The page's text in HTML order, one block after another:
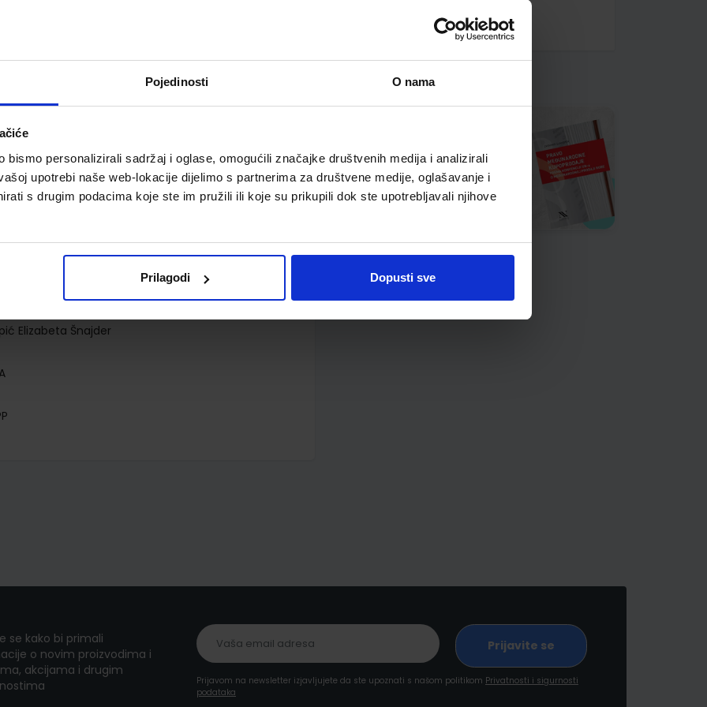
Pojedinosti O nama
bismo personalizirali sadržaj i oglase, omogućili značajke društvenih medija i analizirali
upotrebi naše web-lokacije dijelimo s partnerima za društvene medije, oglašavanje i
s drugim podacima koje ste im pružili ili koje su prikupili dok ste upotrebljavali njihove
Prilagodi Dopusti sve
u učenju njemačkog jezika u drugom razredu
Elizabeta Šnajder
se kako bi primali
o novim proizvodima i
akcijama i drugim
Prijavom na newsletter izjavljujete da ste upoznati s našom politikom Privatnosti i sigurnosti
podataka